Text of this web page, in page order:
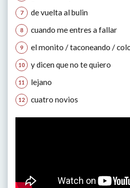
de vuelta al bulin
cuando me entres a fallar
el monito / taconeando /
y dicen que no te quiero
lejano
cuatro novios